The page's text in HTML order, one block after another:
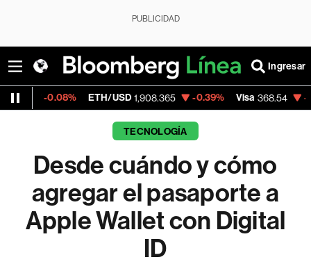
PUBLICIDAD
Ingresar
ETH/USD 1,908.365 -0.39% Visa 368.54 -0.28%
TECNOLOGÍA
Desde cuándo y cómo
agregar el pasaporte a
Apple Wallet con Digital
ID